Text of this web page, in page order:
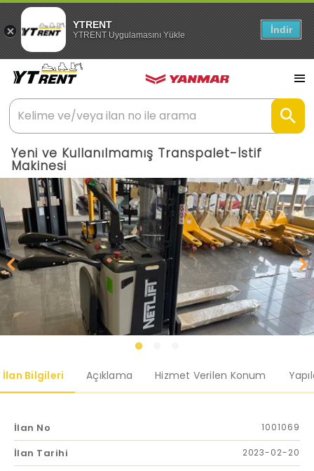
YTRENT
YTRENT Uygulamasını Yükle İndir
Yeni ve Kullanılmamış Transpalet-İstif
Makinesi
İlan Bilgileri Açıklama Hizmet Verilen Konum
İlan No 1001069
İlan Tarihi 2023-02-20